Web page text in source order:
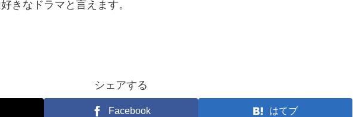
きなドラマと言えます。
シェアする
Facebook はてブ